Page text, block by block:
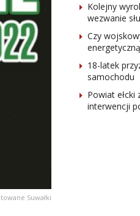
Suwałki
Kolejny
wezwanie
Czy
18-latek
samochodu
Powiat ełcki
interwencji